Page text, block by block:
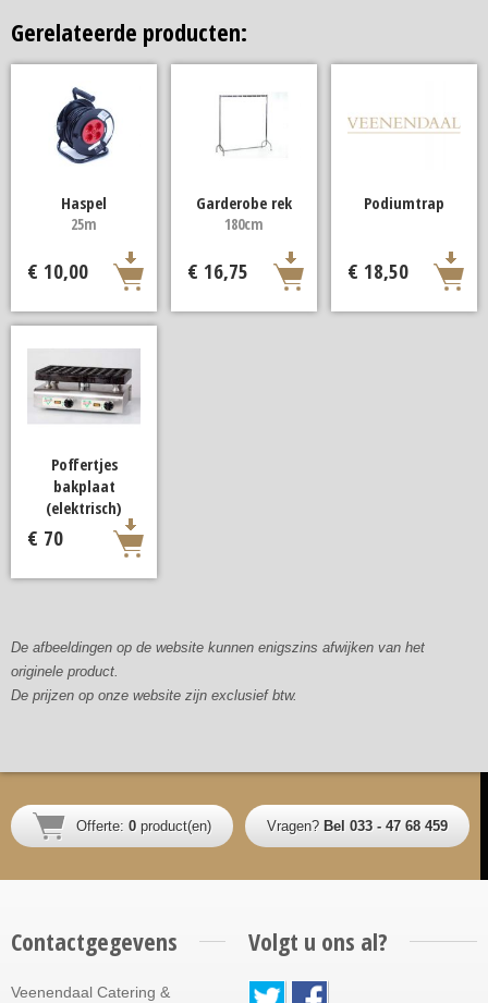
Gerelateerde producten:
Haspel
25m
€ 10,00
Garderobe rek
180cm
€ 16,75
Podiumtrap
€ 18,50
Poffertjes
bakplaat
(elektrisch)
€ 70
De afbeeldingen op de website kunnen enigszins afwijken van het
originele product.
De prijzen op onze website zijn exclusief btw.
Offerte: 0 product(en) Vragen? Bel 033 - 47 68 459
Contactgegevens
Veenendaal Catering &
Volgt u ons al?